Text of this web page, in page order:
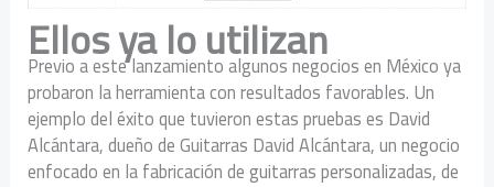
Ellos ya lo utilizan
Previo a este lanzamiento algunos negocios en México ya
probaron la herramienta con resultados favorables. Un
ejemplo del éxito que tuvieron estas pruebas es David
Alcántara, dueño de Guitarras David Alcántara, un negocio
enfocado en la fabricación de guitarras personalizadas, de